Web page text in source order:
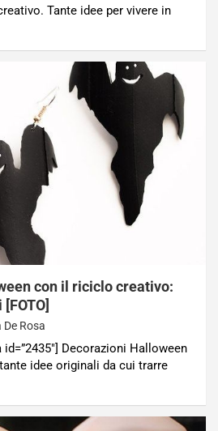
Tante idee per vivere in
con il riciclo creativo:
De Rosa
Decorazioni Halloween
idee originali da cui trarre